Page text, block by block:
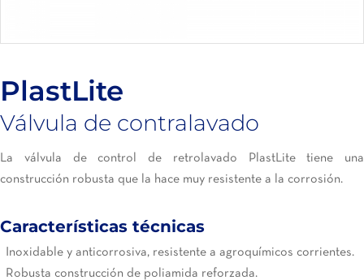
PlastLite
Válvula de contralavado
La válvula de control de retrolavado PlastLite tiene una
construcción robusta que la hace muy resistente a la corrosión.
Características técnicas
Inoxidable y anticorrosiva, resistente a agroquímicos corrientes.
Robusta construcción de poliamida reforzada.